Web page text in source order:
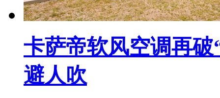
卡萨帝软风空调再
避人吹